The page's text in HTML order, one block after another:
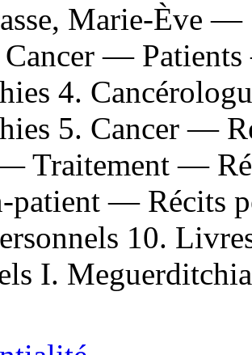
Marie-Ève —
—
4.
5. Cancer —
Traitement —
patient — Récits
10.
I.